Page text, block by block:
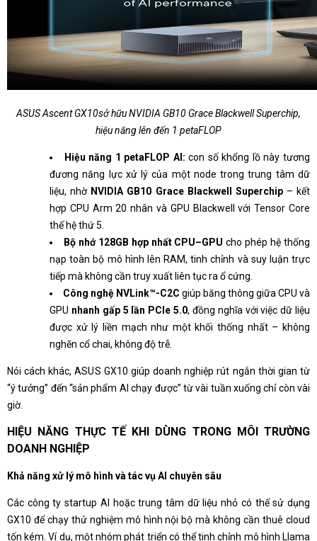
ASUS Ascent GX10sở hữu NVIDIA GB10 Grace Blackwell Superchip,
hiệu năng lên đến 1 petaFLOP
Hiệu năng 1 petaFLOP AI: con số khổng lồ này tương
đương năng lực xử lý của một node trong trung tâm dữ
liệu, nhờ NVIDIA GB10 Grace Blackwell Superchip– kết
hợp CPU Arm 20 nhân và GPU Blackwell với Tensor Core
thế hệ thứ 5.
Bộ nhớ 128GB hợp nhất CPU–GPU cho phép hệ thống
nạp toàn bộ mô hình lên RAM, tinh chỉnh và suy luận trực
tiếp mà không cần truy xuất liên tục ra ổ cứng.
Công nghệ NVLink™-C2C giúp băng thông giữa CPU và
GPU nhanh gấp 5 lần PCIe 5.0, đồng nghĩa với việc dữ liệu
được xử lý liền mạch như một khối thống nhất – không
nghẽn cổ chai, không độ trễ.
Nói cách khác, ASUS GX10 giúp doanh nghiệp rút ngắn thời gian từ
“ý tưởng” đến “sản phẩm AI chạy được” từ vài tuần xuống chỉ còn vài
giờ.
HIỆU NĂNG THỰC TẾ KHI DÙNG TRONG MÔI TRƯỜNG
DOANH NGHIỆP
Khả năng xử lý mô hình và tác vụ AI chuyên sâu
Các công ty startup AI hoặc trung tâm dữ liệu nhỏ có thể sử dụng
GX10 để chạy thử nghiệm mô hình nội bộ mà không cần thuê cloud
tốn kém. Ví dụ, một nhóm phát triển có thể tinh chỉnh mô hình Llama